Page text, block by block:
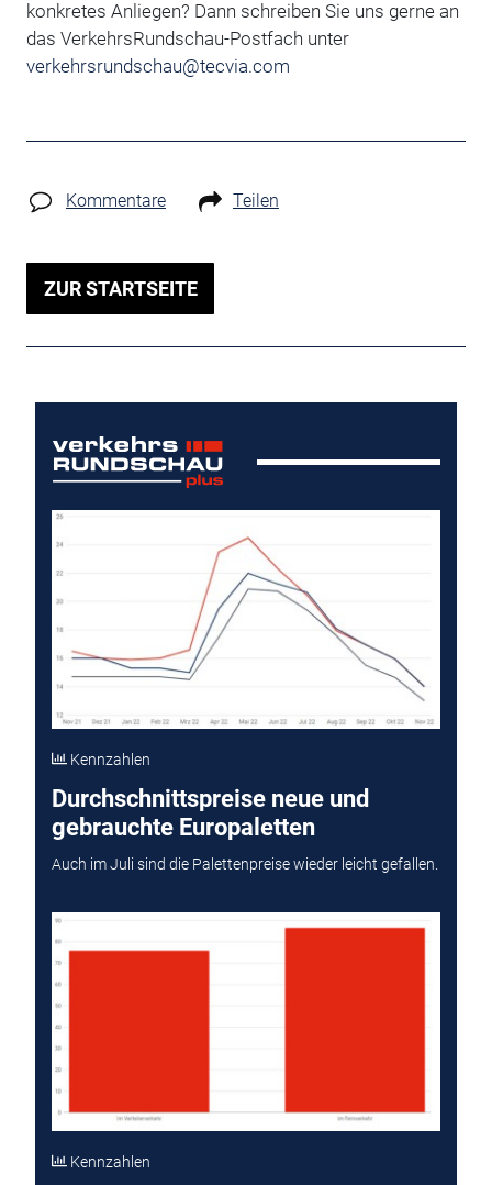
konkretes Anliegen? Dann schreiben Sie uns gerne an
das VerkehrsRundschau-Postfach unter
verkehrsrundschau@tecvia.com
Kommentare Teilen
ZUR STARTSEITE
Kennzahlen
Durchschnittspreise neue und
gebrauchte Europaletten
Auch im Juli sind die Palettenpreise wieder leicht gefallen.
Kennzahlen